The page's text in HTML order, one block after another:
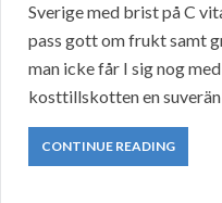
Sverige med brist på C
pass gott om frukt samt
man icke får I sig nog
kosttillskotten en
CONTINUE READING